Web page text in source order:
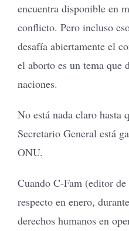
encuentra disponible en
conflicto. Pero incluso
desafía abiertamente el
el aborto es un tema que
naciones.
No está nada claro hasta
Secretario General está
ONU.
Cuando C-Fam (editor
respecto en enero,
derechos humanos en